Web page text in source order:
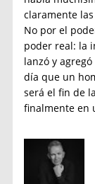
claramente
No por el
poder real: la
lanzó y
día que un
será el fin de
finalmente en